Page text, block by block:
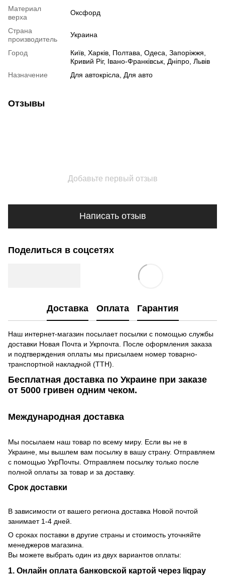
Материал
верха
Оксфорд
Страна
производитель
Украина
Город
Київ, Харків, Полтава, Одеса, Запоріжжя,
Кривий Ріг, Івано-Франківськ, Дніпро, Львів
Назначение
Для автокрісла, Для авто
Отзывы
Добавьте первый отзыв
Написать отзыв
Поделиться в соцсетях
Доставка Оплата Гарантия
Наш интернет-магазин посылает посылки с помощью службы
доставки Новая Почта и Укрпочта. После оформления заказа
и подтверждения оплаты мы присылаем номер товарно-
транспортной накладной (ТТН).
Бесплатная доставка по Украине при заказе
от 5000 гривен одним чеком.
Международная доставка
Мы посылаем наш товар по всему миру. Если вы не в
Украине, мы вышлем вам посылку в вашу страну. Отправляем
с помощью УкрПочты. Отправляем посылку только после
полной оплаты за товар и за доставку.
Срок доставки
В зависимости от вашего региона доставка Новой почтой
занимает 1-4 дней.
О сроках поставки в другие страны и стоимость уточняйте
менеджеров магазина.
Вы можете выбрать один из двух вариантов оплаты:
1. Онлайн оплата банковской картой через liqpay